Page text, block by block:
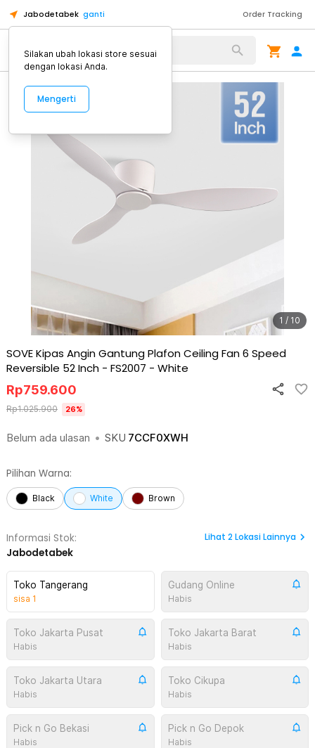
Jabodetabek ganti Order Tracking
Alat Kopi
1 / 10
SOVE Kipas Angin Gantung Plafon Ceiling Fan 6 Speed
Reversible 52 Inch - FS2007 - White
Belum ada ulasan • SKU 7CCF0XWH
Rp759.600
Rp1.025.900 26%
Pilihan Warna:
Black White Brown
Informasi Stok:
Jabodetabek
Lihat 2Lokasi Lainnya
Toko Tangerang
sisa 1
Gudang Online
Habis
Toko Jakarta Pusat
Habis
Toko Jakarta Barat
Habis
Toko Jakarta Utara
Habis
Toko Cikupa
Habis
Pick n Go Bekasi
Habis
Pick n Go Depok
Habis
Silakan ubah lokasi store sesuai
dengan lokasi Anda.
Mengerti